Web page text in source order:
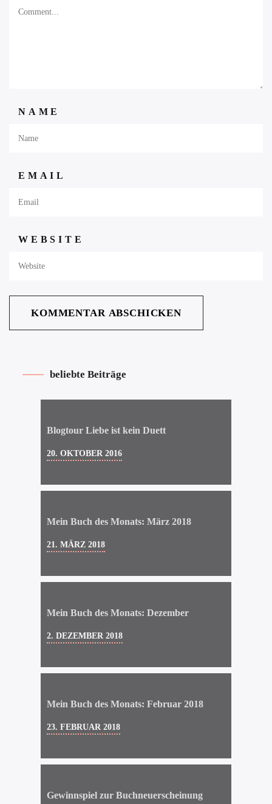
NAME
EMAIL
WEBSITE
beliebte Beiträge
Blogtour Liebe ist kein Duett
20. OKTOBER 2016
Mein Buch des Monats: März 2018
21. MÄRZ 2018
Mein Buch des Monats: Dezember
2. DEZEMBER 2018
Mein Buch des Monats: Februar 2018
23. FEBRUAR 2018
Gewinnspiel zur Buchneuerscheinung